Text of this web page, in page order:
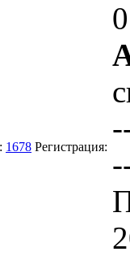
1678 Регистрация: